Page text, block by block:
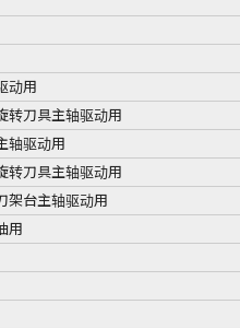
动用
转刀具主轴驱动用
轴驱动用
转刀具主轴驱动用
架台主轴驱动用
用